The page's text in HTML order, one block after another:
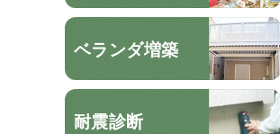
ベランダ増築
耐震診断